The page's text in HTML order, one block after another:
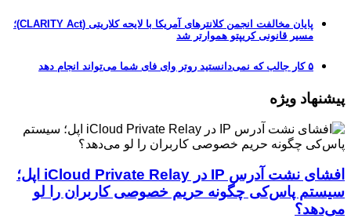
پایان مخالفت انجمن کلانترهای آمریکا با لایحه کلاریتی (CLARITY Act)؛
مسیر قانونی کریپتو هموارتر شد
۵ کار جالب که نمی‌دانستید روتر وای فای شما می‌تواند انجام دهد
پیشنهاد ویژه
افشای نشت آدرس IP در iCloud Private Relay اپل؛
سیستم پاس‌کی چگونه حریم خصوصی کاربران را لو
می‌دهد؟